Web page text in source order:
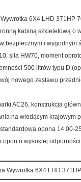
6X4 LHD 371HP
kabiną szkieletową o
bezpiecznym i
siła HW70, moment
500 litrów typu D
nowego zestawu
AC26, konstrukcja
na wiodącym krajowym
standardowa opona
o wysokiej
Wywrotka 6X4 LHD